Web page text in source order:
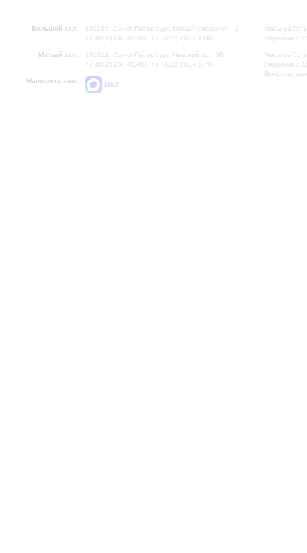
Большой зал:
191186, Санкт-Петербург, Михайловская ул., 2
+7 (812) 240-01-00, +7 (812) 240-01-80
Малый зал:
191011, Санкт-Петербург, Невский пр., 30
+7 (812) 240-01-00, +7 (812) 240-01-70
Напишите нам:
MAX
Часы
Перерыв с
Часы
Перерыв с
Вопросы